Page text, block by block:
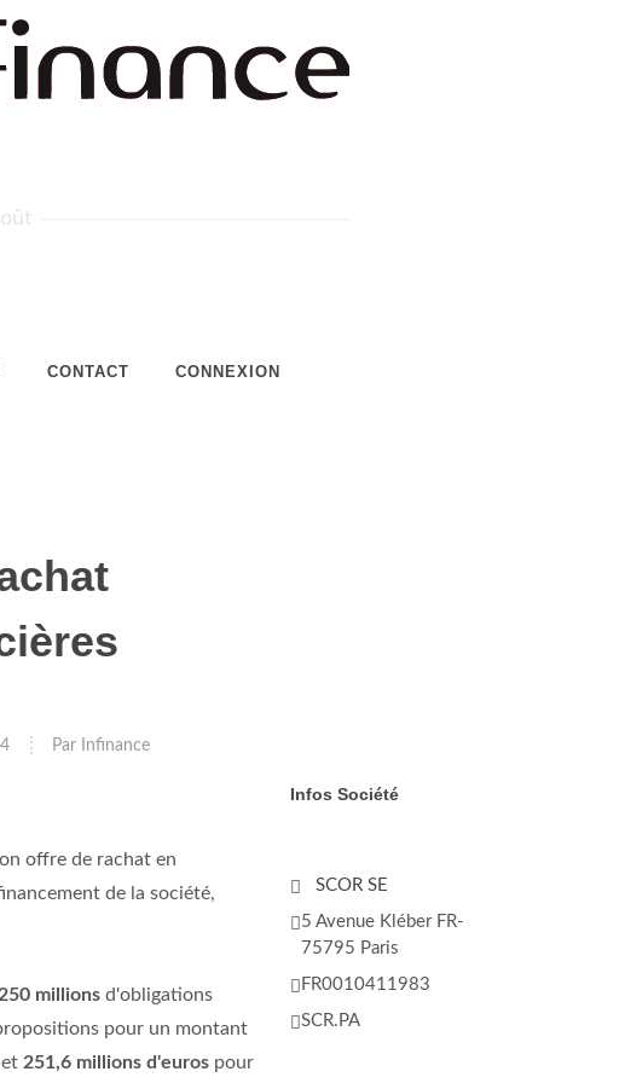
CONTACT CONNEXION
Par Infinance
offre de rachat en
de la société,
millions d'obligations
pour un montant
251,6 millions d'euros pour
Infos Société
SCOR SE
5 Avenue Kléber FR-
75795 Paris
FR0010411983
SCR.PA
site avec nos partenaires
que vous leur avez
En savoir plus
ACCEPTER TOUT